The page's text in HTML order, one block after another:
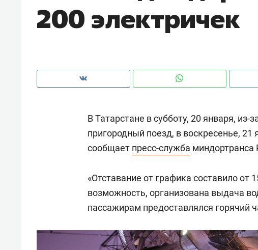
200 электричек
В Татарстане в субботу, 20 января,
пригородный поезд, в воскресенье,
сообщает пресс-служба миндортранса
«Отставание от графика составило от
возможность, организована выдача
пассажирам предоставлялся горячий
чем интересен Оман?
Как ГК «МИР ГРУПП» и ВТБ
создают оазис жилого
150 камер
ID вместо